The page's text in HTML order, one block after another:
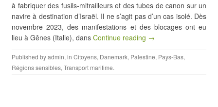
à fabriquer des fusils-mitrailleurs et des tubes de canon sur un
navire à destination d’Israël. Il ne s’agit pas d’un cas isolé. Dès
novembre 2023, des manifestations et des blocages ont eu
lieu à Gênes (Italie), dans Continue reading →
Published byadmin, in Citoyens, Danemark, Palestine, Pays-Bas,
Régions sensibles, Transport maritime.